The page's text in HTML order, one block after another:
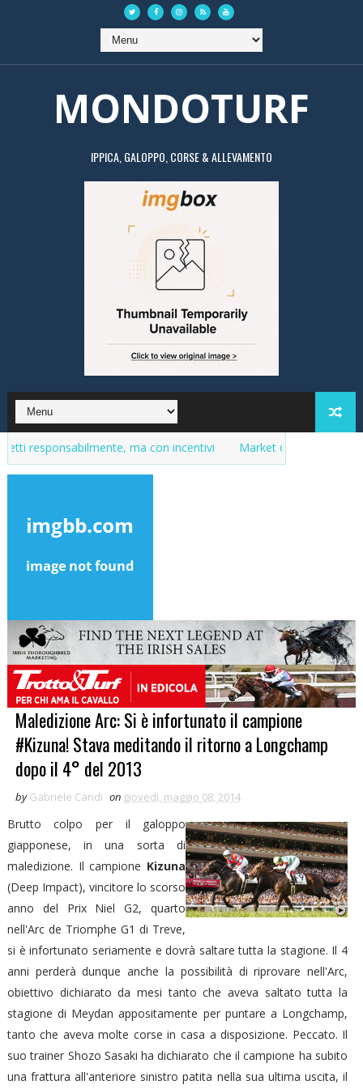
MONDOTURF
IPPICA, GALOPPO, CORSE & ALLEVAMENTO
ma con incentivi Market del purosangue, la lista
Maledizione Arc: Si è infortunato il campione
#Kizuna! Stava meditando il ritorno a Longchamp
dopo il 4° del 2013
by Gabriele Candi on giovedì, maggio 08, 2014
Brutto colpo per il galoppo
giapponese, in una sorta di
maledizione. Il campione Kizuna
(Deep Impact), vincitore lo scorso
anno del Prix Niel G2, quarto
nell'Arc de Triomphe G1 di Treve,
si è infortunato seriamente e dovrà saltare tutta la stagione. Il 4
anni perderà dunque anche la possibilità di riprovare nell'Arc,
obiettivo dichiarato da mesi tanto che aveva saltato tutta la
stagione di Meydan appositamente per puntare a Longchamp,
tanto che aveva molte corse in casa a disposizione. Peccato. Il
suo trainer Shozo Sasaki ha dichiarato che il campione ha subito
una frattura all'anteriore sinistro patita nella sua ultima uscita, il